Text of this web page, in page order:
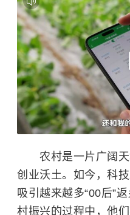
农村是一片广阔天
创业沃土。如今，科
吸引越来越多“00后”
村振兴的过程中，他